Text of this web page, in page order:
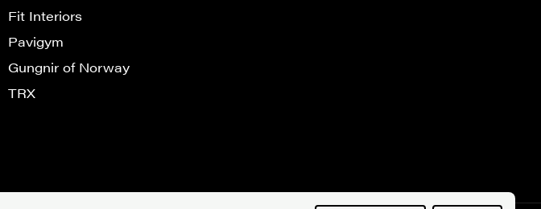
Fit Interiors
Pavigym
Gungnir of Norway
TRX